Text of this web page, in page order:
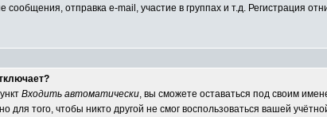
отправка e-mail, участие в группах и т.д. Регистрация
Входить автоматически, вы сможете оставаться под своим
для того, чтобы никто другой не смог воспользоваться вашей